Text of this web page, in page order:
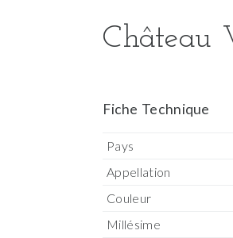
Château
Fiche Technique
Pays
Appellation
Couleur
Millésime